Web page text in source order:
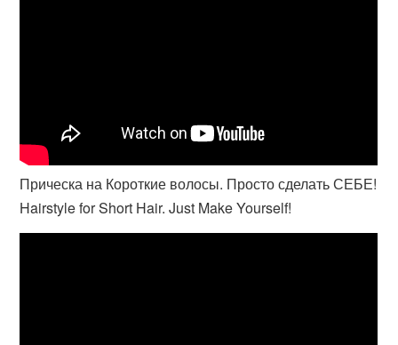
Прическа на Короткие волосы. Просто сделать СЕБЕ!
Hairstyle for Short Hair. Just Make Yourself!